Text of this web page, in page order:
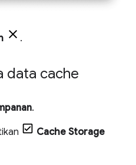
.
data cache
.
Cache Storage